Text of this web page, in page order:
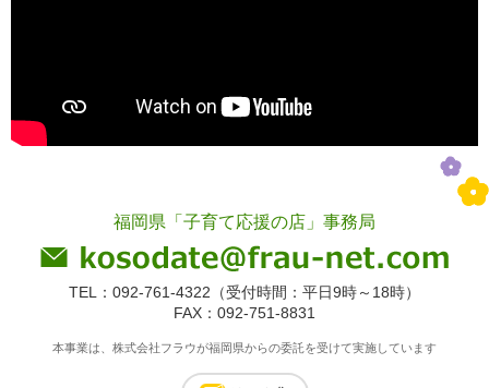
福岡県「子育て応援の店」事務局
TEL：092-761-4322（受付時間：平日9時～18時）
FAX：092-751-8831
本事業は、株式会社フラウが福岡県からの委託を受けて実施しています